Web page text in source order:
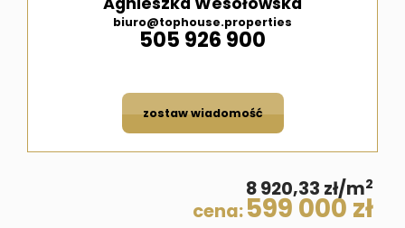
biuro@tophouse.properties
505 926 900
zostaw wiadomość
8 920,33 zł/m2
cena:599 000 zł